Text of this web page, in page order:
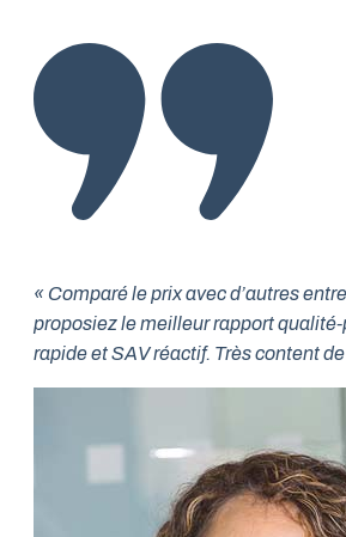
« Comparé le prix avec d’autres
proposiez le meilleur rapport
rapide et SAV réactif. Très content